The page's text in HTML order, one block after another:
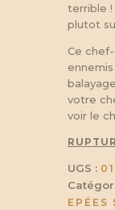
terrible !
plutot
Ce
votre
voir le
UGS :
EPÉES